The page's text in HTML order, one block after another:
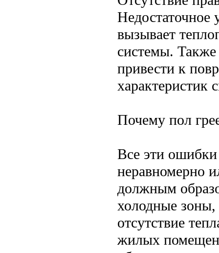
Недостаточное
вызывает
системы. Также
привести к
характеристик
Почему пол
Все эти ошибки
неравномерно
должным
холодные зоны,
отсутствие
жилых